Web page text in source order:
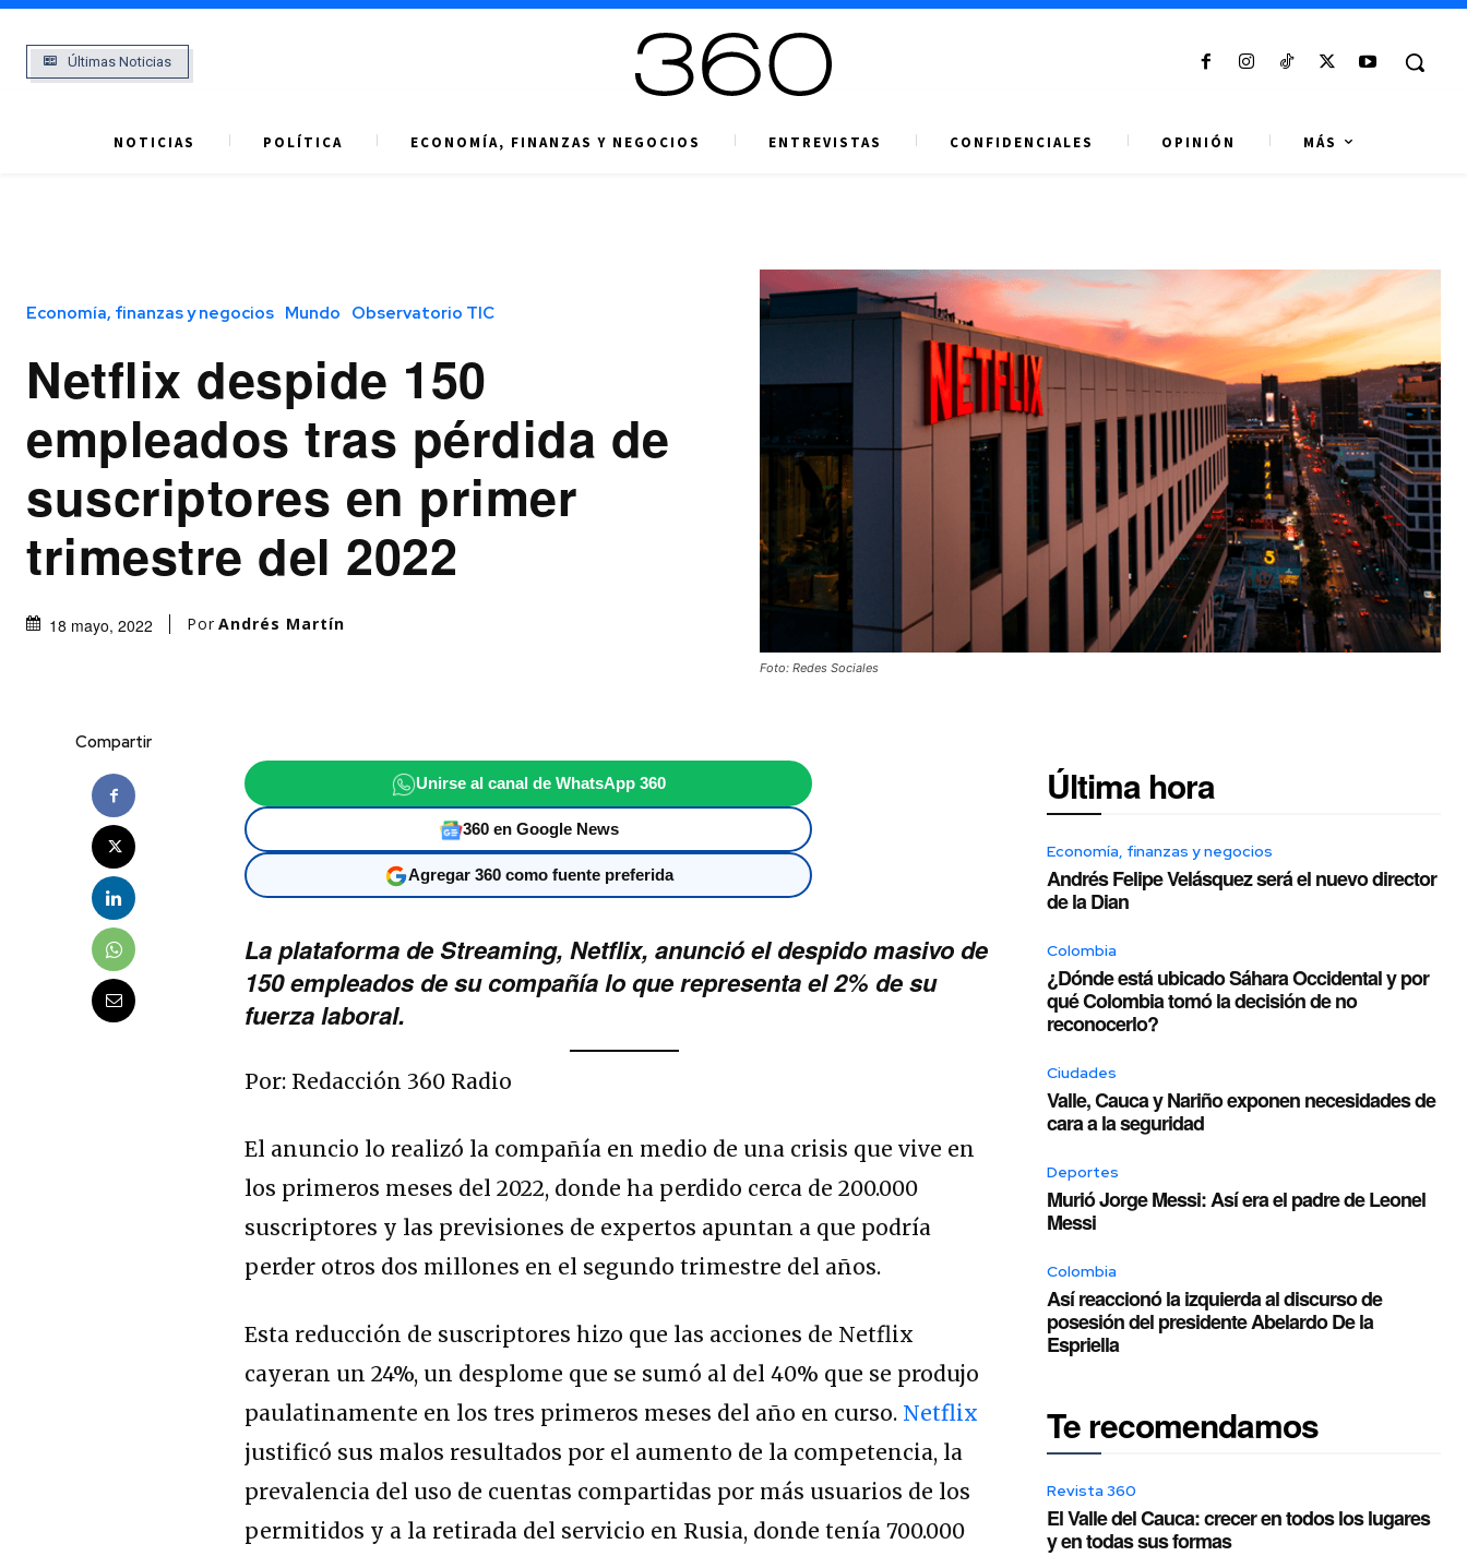
Últimas Noticias
NOTICIAS POLÍTICA ECONOMÍA, FINANZAS Y NEGOCIOS ENTREVISTAS CONFIDENCIALES OPINIÓN MÁS
Economía, finanzas y negocios Mundo Observatorio TIC
Netflix despide 150
empleados tras pérdida de
suscriptores en primer
trimestre del 2022
18 mayo, 2022 Por Andrés Martín
Foto: Redes Sociales
Compartir
Unirse al canal de WhatsApp 360
360 en Google News
Agregar 360 como fuente preferida
La plataforma de Streaming, Netflix, anunció el despido masivo de
150 empleados de su compañía lo que representa el 2% de su
fuerza laboral.
Por: Redacción 360 Radio
El anuncio lo realizó la compañía en medio de una crisis que vive en
los primeros meses del 2022, donde ha perdido cerca de 200.000
suscriptores y las previsiones de expertos apuntan a que podría
perder otros dos millones en el segundo trimestre del años.
Esta reducción de suscriptores hizo que las acciones de Netflix
cayeran un 24%, un desplome que se sumó al del 40% que se produjo
paulatinamente en los tres primeros meses del año en curso. Netflix
justificó sus malos resultados por el aumento de la competencia, la
prevalencia del uso de cuentas compartidas por más usuarios de los
permitidos y a la retirada del servicio en Rusia, donde tenía 700.000
Última hora
Economía, finanzas y negocios
Andrés Felipe Velásquez será el nuevo director
de la Dian
Colombia
¿Dónde está ubicado Sáhara Occidental y por
qué Colombia tomó la decisión de no
reconocerlo?
Ciudades
Valle, Cauca y Nariño exponen necesidades de
cara a la seguridad
Deportes
Murió Jorge Messi: Así era el padre de Leonel
Messi
Colombia
Así reaccionó la izquierda al discurso de
posesión del presidente Abelardo De la
Espriella
Te recomendamos
Revista 360
El Valle del Cauca: crecer en todos los lugares
y en todas sus formas